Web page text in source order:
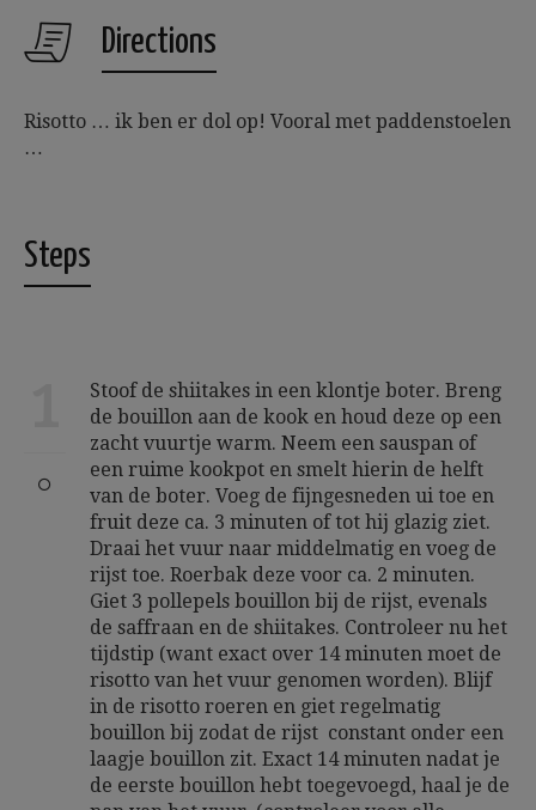
Directions
Risotto … ik ben er dol op! Vooral met paddenstoelen
…
Steps
Stoof de shiitakes in een klontje boter. Breng
de bouillon aan de kook en houd deze op een
zacht vuurtje warm. Neem een sauspan of
een ruime kookpot en smelt hierin de helft
van de boter. Voeg de fijngesneden ui toe en
fruit deze ca. 3 minuten of tot hij glazig ziet.
Draai het vuur naar middelmatig en voeg de
rijst toe. Roerbak deze voor ca. 2 minuten.
Giet 3 pollepels bouillon bij de rijst, evenals
de saffraan en de shiitakes. Controleer nu het
tijdstip (want exact over 14 minuten moet de
risotto van het vuur genomen worden). Blijf
in de risotto roeren en giet regelmatig
bouillon bij zodat de rijst constant onder een
laagje bouillon zit. Exact 14 minuten nadat je
de eerste bouillon hebt toegevoegd, haal je de